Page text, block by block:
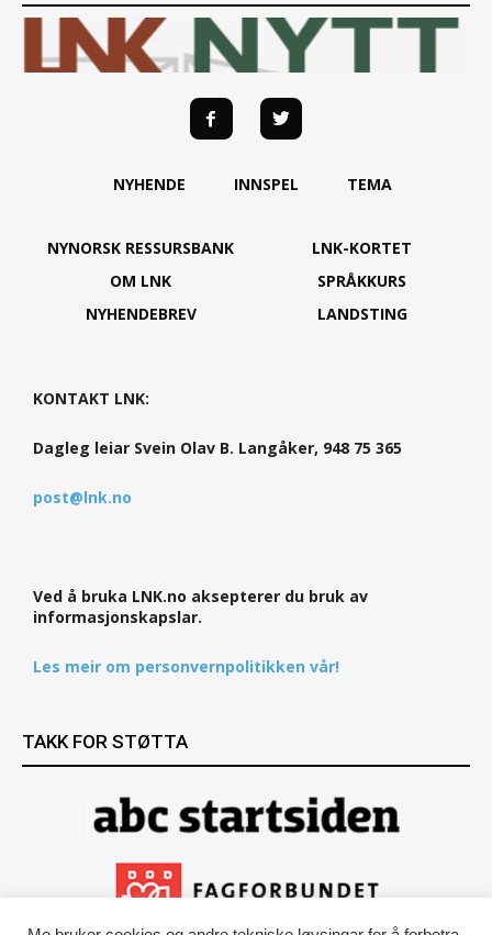
NYHENDE INNSPEL TEMA
NYNORSK RESSURSBANK
OM LNK
NYHENDEBREV
LNK-KORTET
SPRÅKKURS
LANDSTING
KONTAKT LNK:
Dagleg leiar Svein Olav B. Langåker, 948 75 365
post@lnk.no
Ved å bruka LNK.no aksepterer du bruk av
informasjonskapslar.
Les meir om personvernpolitikken vår!
TAKK FOR STØTTA